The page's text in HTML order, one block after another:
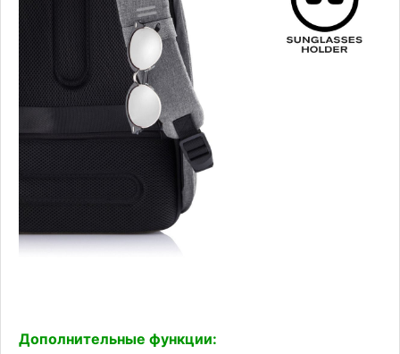
Дополнительные функции: